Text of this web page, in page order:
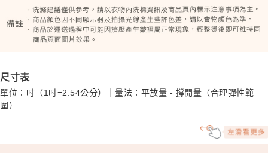
尺寸表
單位：吋（1吋=2.54公分）｜量法：平放量 - 撐開量（合理彈性範
圍）